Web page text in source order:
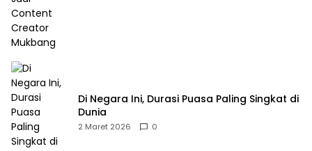
Di Negara Ini, Durasi Puasa Paling Singkat di
Dunia
2 Maret 2026 0